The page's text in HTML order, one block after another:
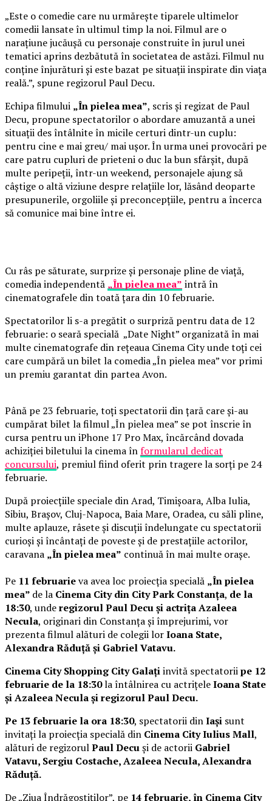
„Este o comedie care nu urmărește tiparele ultimelor
comedii lansate în ultimul timp la noi. Filmul are o
narațiune jucăușă cu personaje construite în jurul unei
tematici aprins dezbătută în societatea de astăzi. Filmul nu
conține înjurături și este bazat pe situații inspirate din viața
reală.”, spune regizorul Paul Decu.
Echipa filmului „În pielea mea”, scris și regizat de Paul
Decu, propune spectatorilor o abordare amuzantă a unei
situații des întâlnite în micile certuri dintr-un cuplu:
pentru cine e mai greu/ mai ușor. În urma unei provocări pe
care patru cupluri de prieteni o duc la bun sfârșit, după
multe peripeții, într-un weekend, personajele ajung să
câștige o altă viziune despre relațiile lor, lăsând deoparte
presupunerile, orgoliile și preconcepțiile, pentru a încerca
să comunice mai bine între ei.
Cu râs pe săturate, surprize și personaje pline de viață,
comedia independentă „În pielea mea” intră în
cinematografele din toată țara din 10 februarie.
Spectatorilor li s-a pregătit o surpriză pentru data de 12
februarie: o seară specială „Date Night” organizată în mai
multe cinematografe din rețeaua Cinema City unde toți cei
care cumpără un bilet la comedia „În pielea mea” vor primi
un premiu garantat din partea Avon.
Până pe 23 februarie, toți spectatorii din țară care și-au
cumpărat bilet la filmul „În pielea mea” se pot înscrie în
cursa pentru un iPhone 17 Pro Max, încărcând dovada
achiziției biletului la cinema înformularul dedicat
concursului, premiul fiind oferit prin tragere la sorți pe 24
februarie.
După proiecțiile speciale din Arad, Timișoara, Alba Iulia,
Sibiu, Brașov, Cluj-Napoca, Baia Mare, Oradea, cu săli pline,
multe aplauze, râsete și discuții îndelungate cu spectatorii
curioși și încântați de poveste și de prestațiile actorilor,
caravana „În pielea mea” continuă în mai multe orașe.
Pe 11 februarieva avea loc proiecția specială „În pielea
mea” de la Cinema City din City Park Constanța, de la
18:30, underegizorul Paul Decu și actrița Azaleea
Necula, originari din Constanța și împrejurimi, vor
prezenta filmul alături de colegii lorIoana State,
Alexandra Răduță și Gabriel Vatavu.
Cinema City Shopping City Galațiinvită spectatoriipe 12
februarie de la 18:30la întâlnirea cu actrițeleIoana State
și Azaleea Necula și regizorul Paul Decu.
Pe 13 februarie la ora 18:30, spectatorii dinIași sunt
invitați la proiecția specială din Cinema City Iulius Mall,
alături de regizorulPaul Decuși de actorii Gabriel
Vatavu, Sergiu Costache, Azaleea Necula, Alexandra
Răduță.
De „Ziua Îndrăgostiților”, pe 14 februarie, în Cinema City